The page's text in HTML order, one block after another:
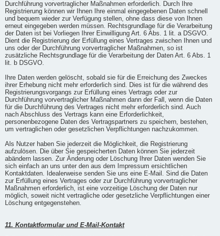
Durchführung vorvertraglicher Maßnahmen erforderlich. Durch Ihre
Registrierung können wir Ihnen Ihre einmal eingegebenen Daten schnell
und bequem wieder zur Verfügung stellen, ohne dass diese von Ihnen
erneut eingegeben werden müssen. Rechtsgrundlage für die Verarbeitung
der Daten ist bei Vorliegen Ihrer Einwilligung Art. 6 Abs. 1 lit. a DSGVO.
Dient die Registrierung der Erfüllung eines Vertrages zwischen Ihnen und
uns oder der Durchführung vorvertraglicher Maßnahmen, so ist
zusätzliche Rechtsgrundlage für die Verarbeitung der Daten Art. 6 Abs. 1
lit. b DSGVO.
Ihre Daten werden gelöscht, sobald sie für die Erreichung des Zweckes
ihrer Erhebung nicht mehr erforderlich sind. Dies ist für die während des
Registrierungsvorgangs zur Erfüllung eines Vertrags oder zur
Durchführung vorvertraglicher Maßnahmen dann der Fall, wenn die Daten
für die Durchführung des Vertrages nicht mehr erforderlich sind. Auch
nach Abschluss des Vertrags kann eine Erforderlichkeit,
personenbezogene Daten des Vertragspartners zu speichern, bestehen,
um vertraglichen oder gesetzlichen Verpflichtungen nachzukommen.
Als Nutzer haben Sie jederzeit die Möglichkeit, die Registrierung
aufzulösen. Die über Sie gespeicherten Daten können Sie jederzeit
abändern lassen. Zur Änderung oder Löschung Ihrer Daten wenden Sie
sich einfach an uns unter den aus dem Impressum ersichtlichen
Kontaktdaten. Idealerweise senden Sie uns eine E-Mail. Sind die Daten
zur Erfüllung eines Vertrages oder zur Durchführung vorvertraglicher
Maßnahmen erforderlich, ist eine vorzeitige Löschung der Daten nur
möglich, soweit nicht vertragliche oder gesetzliche Verpflichtungen einer
Löschung entgegenstehen.
11. Kontaktformular und E-Mail-Kontakt